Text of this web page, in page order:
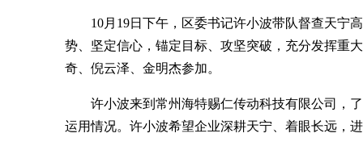
10月19日下午，区委书记许小波带队督查天宁
势、坚定信心，锚定目标、攻坚突破，充分发挥重
奇、倪云泽、金明杰参加。
许小波来到常州海特赐仁传动科技有限公司，
运用情况。许小波希望企业深耕天宁、着眼长远，